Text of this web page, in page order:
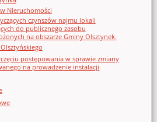
Nieruchomości
czynszów najmu lokali
do publicznego zasobu
na obszarze Gminy Olsztynek.
postępowania w sprawie zmiany
na prowadzenie instalacji